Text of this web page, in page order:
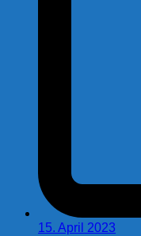
15. April 2023